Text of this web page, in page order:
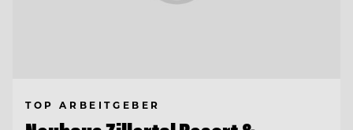
TOP ARBEITGEBER